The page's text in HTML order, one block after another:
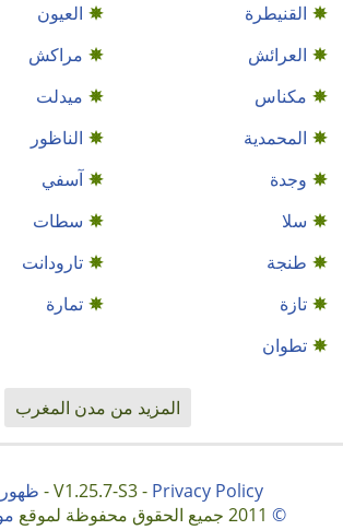
القنيطرة
العيون
العرائش
مراكش
مكناس
ميدلت
المحمدية
الناظور
وجدة
آسفي
سلا
سطات
طنجة
تارودانت
تازة
تمارة
تطوان
المزيد من مدن المغرب
V1.25.7-S3 - Privacy Policy
- ظهور
©